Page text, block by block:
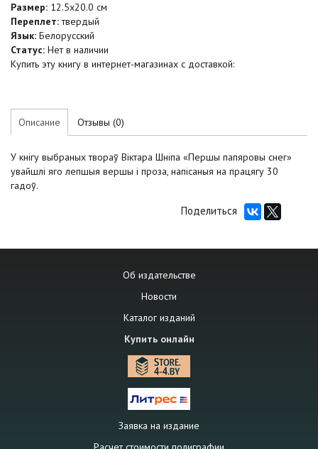
Размер: 12.5x20.0 см
Переплет:твердый
Язык: Белорусский
Статус: Нет в наличии
Купить эту книгу в интернет-магазинах с доставкой:
Описание Отзывы (0)
У кнігу выбраных твораў Віктара Шніпа «Першы папяровы снег»
увайшлі яго лепшыя вершы і проза, напісаныя на працягу 30
гадоў.
Поделиться
Об издательстве
Новости
Каталог изданий
Купить онлайн
Заявка на издание